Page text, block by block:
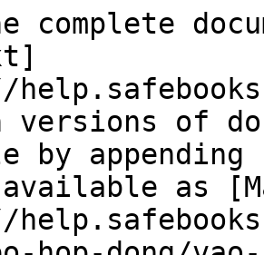
complete
versions of
by
as